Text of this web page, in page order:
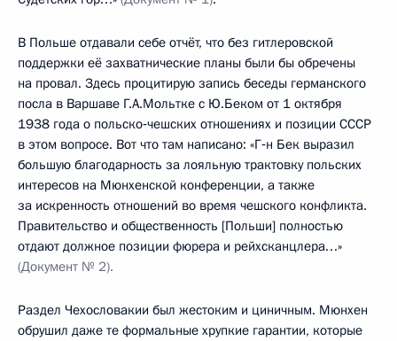
В Польше отдавали себе отчёт, что без гитлеровской
поддержки её захватнические планы были бы обречены
на провал. Здесь процитирую запись беседы германского
посла в Варшаве Г.А.Мольтке с Ю.Беком от 1 октября
1938 года о польско‑чешских отношениях и позиции СССР
в этом вопросе. Вот что там написано: «Г‑н Бек выразил
большую благодарность за лояльную трактовку польских
интересов на Мюнхенской конференции, а также
за искренность отношений во время чешского конфликта.
Правительство и общественность [Польши] полностью
отдают должное позиции фюрера и рейхсканцлера…»
(Документ № 2).
Раздел Чехословакии был жестоким и циничным. Мюнхен
обрушил даже те формальные хрупкие гарантии, которые